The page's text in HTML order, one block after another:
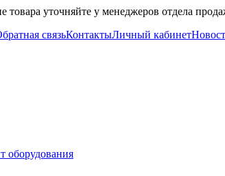
уточняйте у менеджеров отдела
связьКонтактыЛичный кабинет